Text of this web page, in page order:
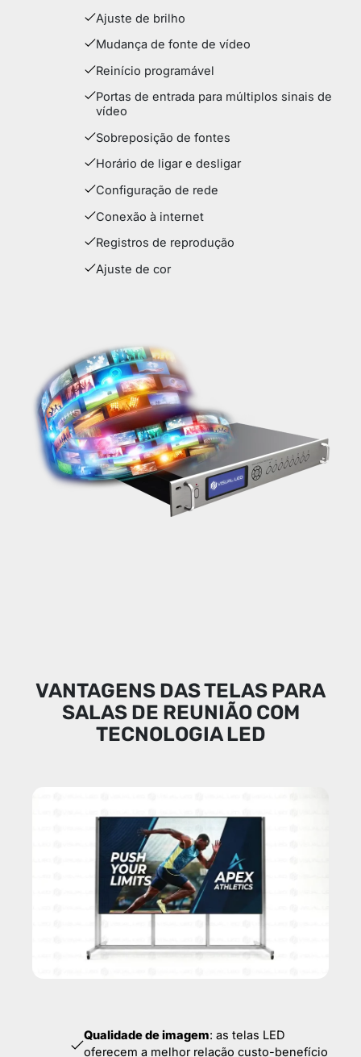
Ajuste de brilho
Mudança de fonte de vídeo
Reinício programável
Portas de entrada para múltiplos sinais de
vídeo
Sobreposição de fontes
Horário de ligar e desligar
Configuração de rede
Conexão à internet
Registros de reprodução
Ajuste de cor
VANTAGENS DAS TELAS PARA
SALAS DE REUNIÃO COM
TECNOLOGIA LED
Qualidade de imagem: as telas LED
oferecem a melhor relação custo-benefício